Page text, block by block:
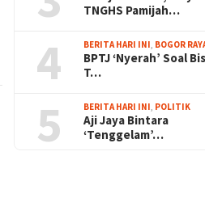
TNGHS Pamijah…
4 BERITA HARI INI, BOGOR
BPTJ ‘Nyerah’ Soal
T…
5 BERITA HARI INI, POLITIK
Aji Jaya Bintara
‘Tenggelam’…